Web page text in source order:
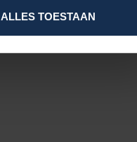
ALLES TOESTAAN